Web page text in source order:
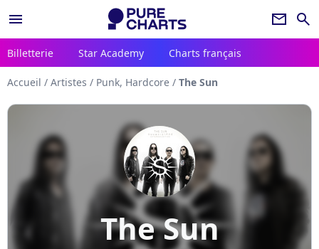
menu newsletter search
Billetterie Star Academy Charts français
Accueil / Artistes / Punk, Hardcore / The Sun
The Sun